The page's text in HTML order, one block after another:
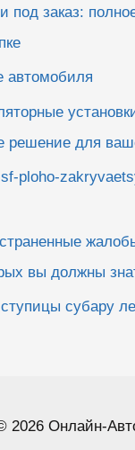
под заказ:
автомобиля
решение для
ploho-
вы должны
субару
2026 Онлайн-